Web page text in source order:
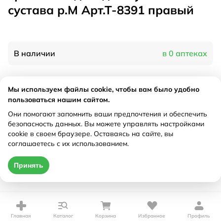
сустава р.М Арт.Т-8391 правый
В наличии в 0 аптеках
Характеристики
Рецепт
Не требуется
Главная Каталог Корзина Избранное Профиль
Мы используем файлы cookie, чтобы вам было удобно
пользоваться нашим сайтом.
Они помогают запомнить ваши предпочтения и обеспечить
безопасность данных. Вы можете управлять настройками
cookie в своем браузере. Оставаясь на сайте, вы
соглашаетесь с их использованием.
Принять